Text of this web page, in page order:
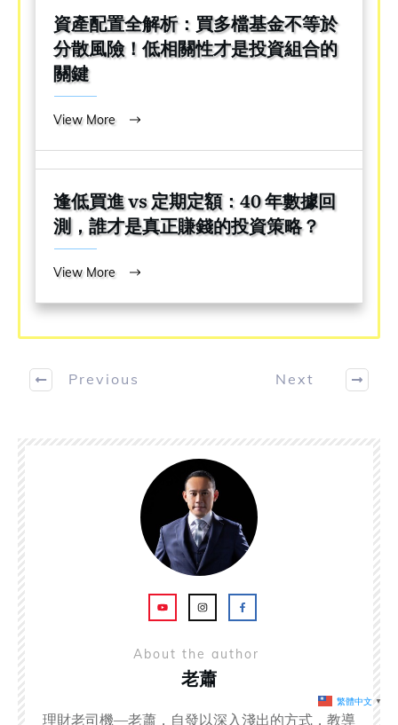
資產配置全解析：買多檔基金不等於
分散風險！低相關性才是投資組合的
關鍵
View More
逢低買進 vs 定期定額：40 年數據回
測，誰才是真正賺錢的投資策略？
View More
Previous Next
About the author
老蕭
理財老司機—老蕭，自發以深入淺出的方式，教導
繁體中文 ▼